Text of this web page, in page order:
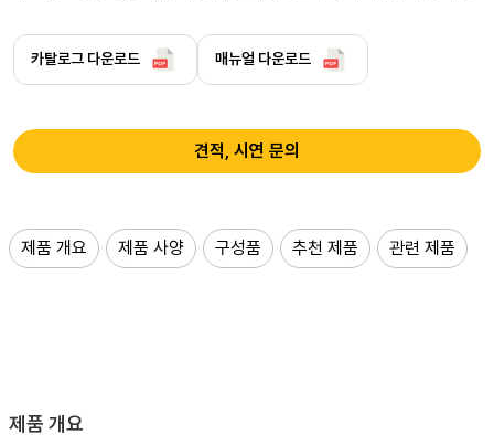
카탈로그 다운로드 매뉴얼 다운로드
견적, 시연 문의
제품 개요 제품 사양 구성품 추천 제품 관련 제품
제품 개요